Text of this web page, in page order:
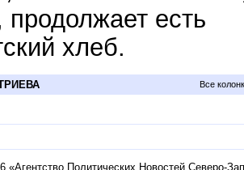
продолжает есть
хлеб.
Все
«Агентство Политических Новостей Северо-